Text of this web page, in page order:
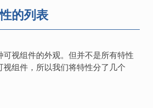
的列表
可视组件的外观。但并不是所有特性
视组件，所以我们将特性分了几个